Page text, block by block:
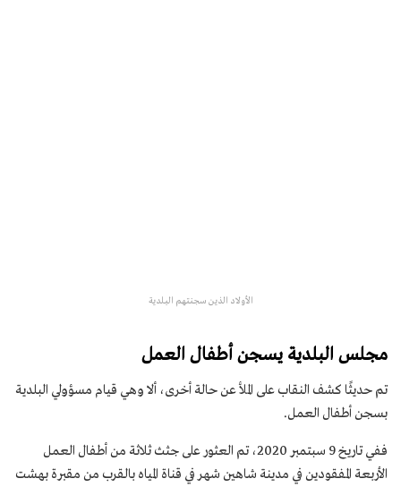
الأولاد الذين سجنتهم البلدية
مجلس البلدية يسجن أطفال العمل
تم حديثًا كشف النقاب على الملأ عن حالة أخرى، ألا وهي قيام مسؤولي البلدية
بسجن أطفال العمل.
ففي تاريخ 9 سبتمبر 2020، تم العثور على جثث ثلاثة من أطفال العمل
الأربعة المفقودين في مدينة شاهين شهر في قناة المياه بالقرب من مقبرة بهشت